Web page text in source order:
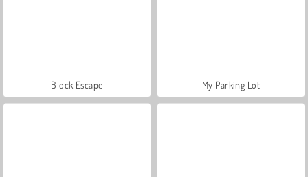
Block Escape My Parking Lot